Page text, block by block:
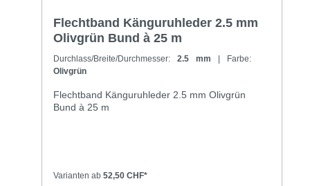
Flechtband Känguruhleder 2.5 mm
Olivgrün Bund à 25 m
Durchlass/Breite/Durchmesser: 2.5 mm
| Farbe:
Olivgrün
Flechtband Känguruhleder 2.5 mm Olivgrün
Bund à 25 m
Varianten ab 52,50 CHF*